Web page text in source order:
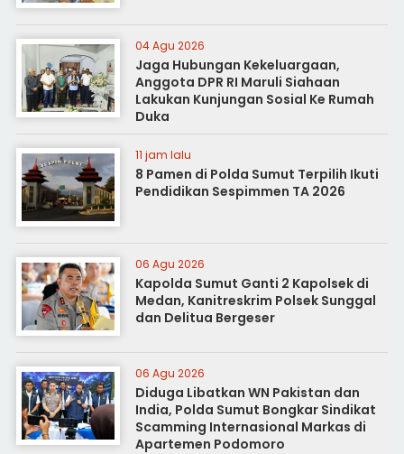
04 Agu 2026
Jaga Hubungan Kekeluargaan,
Anggota DPR RI Maruli Siahaan
Lakukan Kunjungan Sosial Ke Rumah
Duka
11 jam lalu
8 Pamen di Polda Sumut Terpilih Ikuti
Pendidikan Sespimmen TA 2026
06 Agu 2026
Kapolda Sumut Ganti 2 Kapolsek di
Medan, Kanitreskrim Polsek Sunggal
dan Delitua Bergeser
06 Agu 2026
Diduga Libatkan WN Pakistan dan
India, Polda Sumut Bongkar Sindikat
Scamming Internasional Markas di
Apartemen Podomoro